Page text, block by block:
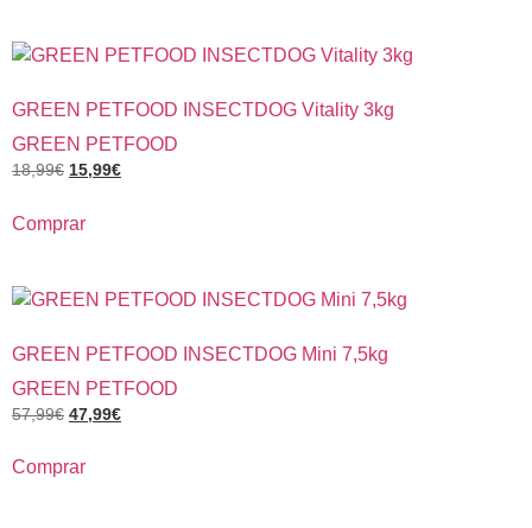
GREEN PETFOOD INSECTDOG Vitality 3kg
GREEN PETFOOD
18,99€ 15,99€
Comprar
GREEN PETFOOD INSECTDOG Mini 7,5kg
GREEN PETFOOD
57,99€ 47,99€
Comprar